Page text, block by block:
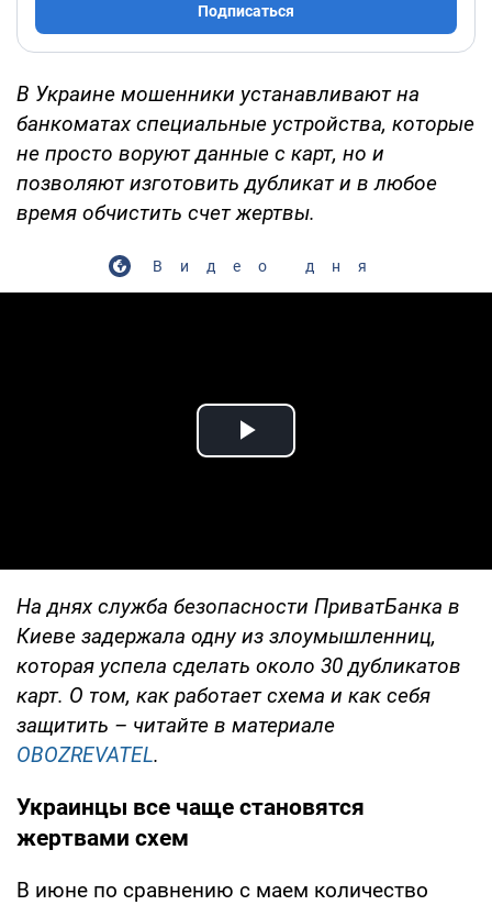
Подписаться
В Украине мошенники устанавливают на
банкоматах специальные устройства, которые
не просто воруют данные с карт, но и
позволяют изготовить дубликат и в любое
время обчистить счет жертвы.
Видео дня
Play Video
На днях служба безопасности ПриватБанка в
Киеве задержала одну из злоумышленниц,
которая успела сделать около 30 дубликатов
карт. О том, как работает схема и как себя
защитить – читайте в материале
OBOZREVATEL.
Украинцы все чаще становятся
жертвами схем
В июне по сравнению с маем количество